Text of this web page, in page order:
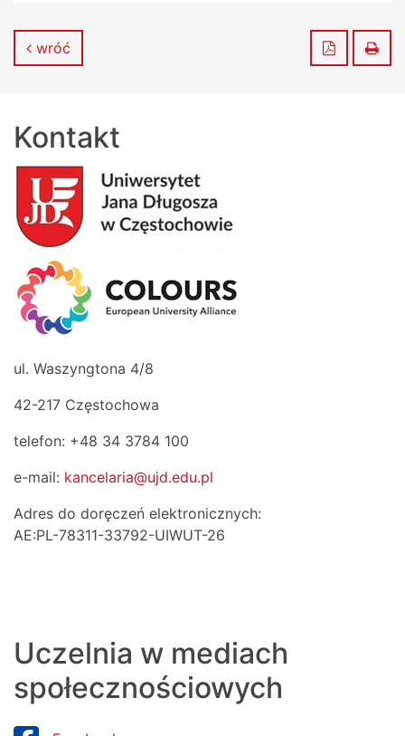
wróć Zapisz do
Kontakt
ul. Waszyngtona 4/8
42-217 Częstochowa
telefon: +48 34 3784 100
e-mail: kancelaria@ujd.edu.pl
Adres do doręczeń elektronicznych:
AE:PL-78311-33792-UIWUT-26
Uczelnia w mediach
społecznościowych